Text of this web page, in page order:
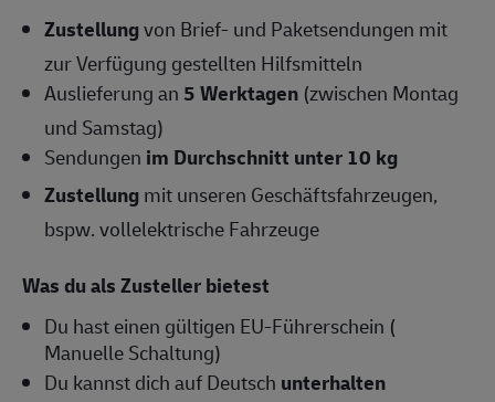
Zustellungvon Brief- und Paketsendungen mit
zur Verfügung gestellten Hilfsmitteln
Auslieferung an5 Werktagen (zwischen Montag
und Samstag)
Sendungen im Durchschnitt unter 10 kg
Zustellungmit unseren Geschäftsfahrzeugen,
bspw. vollelektrische Fahrzeuge
Was du als Zusteller bietest
Du hast einen gültigen EU-Führerschein (
Manuelle Schaltung)
Du kannst dich auf Deutsch unterhalten